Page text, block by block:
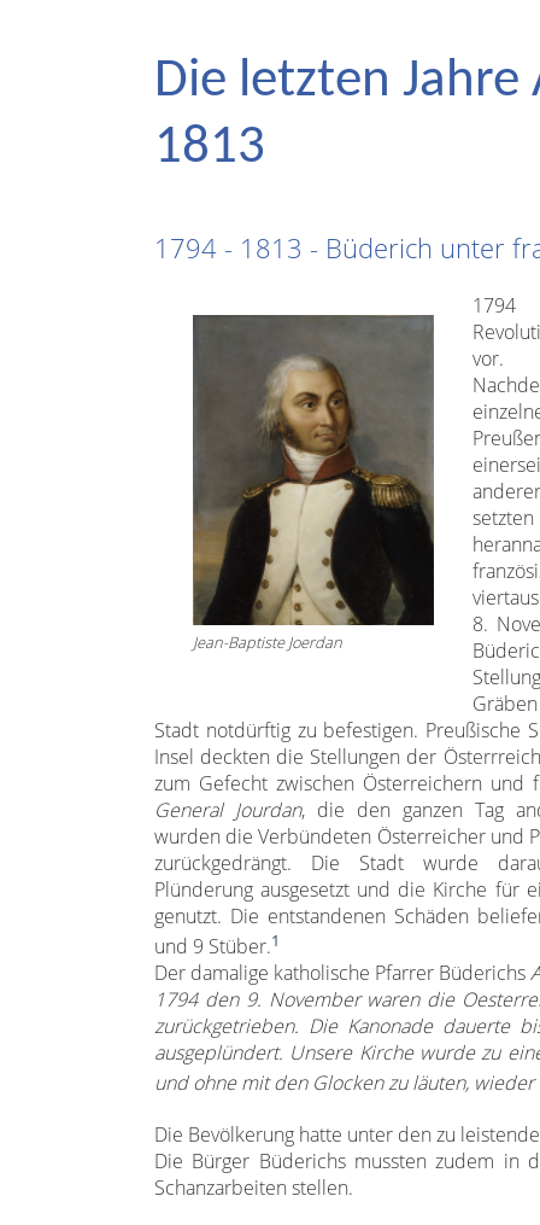
Die letzten
1813
1794 - 1813 - Büderich unter
Jean-Baptiste Joerdan
1794
vor.
8.
Stadt notdürftig zu befestigen. Preußische
Insel deckten die Stellungen der
zum Gefecht zwischen Österreichern und
General Jourdan, die den ganzen Tag
wurden die Verbündeten Österreicher und
zurückgedrängt. Die Stadt wurde
Plünderung ausgesetzt und die Kirche für
genutzt. Die entstandenen Schäden
und 9 Stüber.1
Der damalige katholische Pfarrer Büderichs
1794 den 9. November waren die
zurückgetrieben. Die Kanonade dauerte
ausgeplündert. Unsere Kirche wurde zu
und ohne mit den Glocken zu läuten,
Die Bevölkerung hatte unter den zu
Die Bürger Büderichs mussten zudem in
Schanzarbeiten stellen.